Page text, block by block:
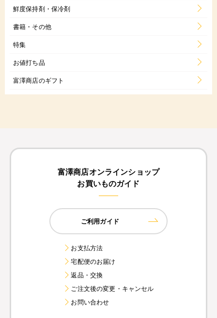
鮮度保持剤・保冷剤
書籍・その他
特集
お値打ち品
富澤商店のギフト
富澤商店オンラインショップ
お買いものガイド
ご利用ガイド
お支払方法
宅配便のお届け
返品・交換
ご注文後の変更・キャンセル
お問い合わせ